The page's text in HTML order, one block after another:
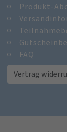
Produkt-
FAQ
Vertrag